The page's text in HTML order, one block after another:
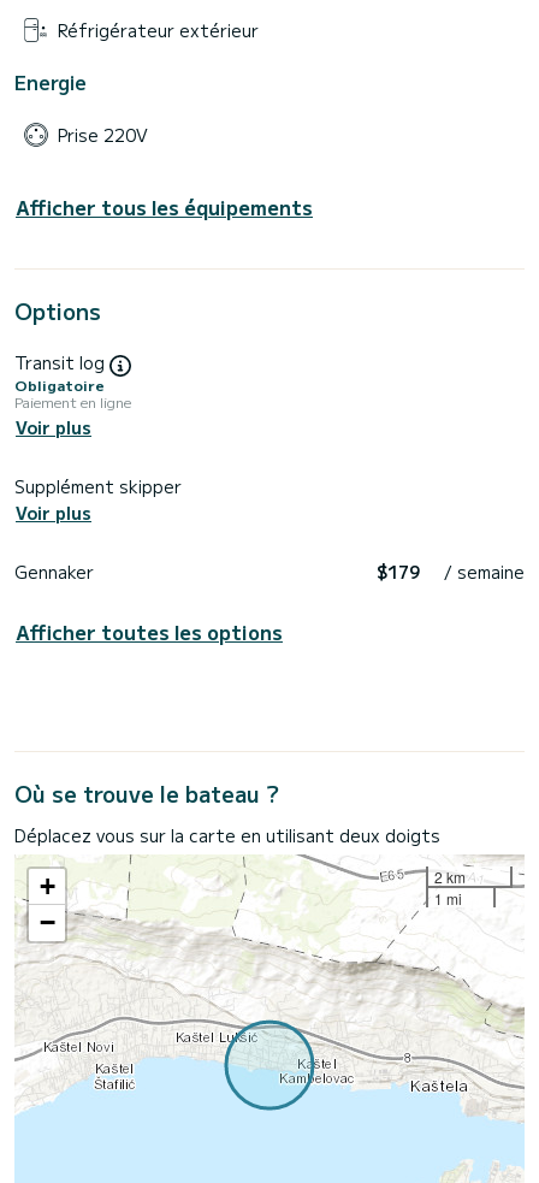
Réfrigérateur extérieur
Energie
Prise 220V
Afficher tous les équipements
Options
Transit log
Obligatoire
Paiement en ligne
Voir plus
Supplément skipper
Voir plus
Gennaker $179 / semaine
Afficher toutes les options
Où se trouve le bateau ?
Déplacez vous sur la carte en utilisant deux doigts
+
−
2 km
1 mi